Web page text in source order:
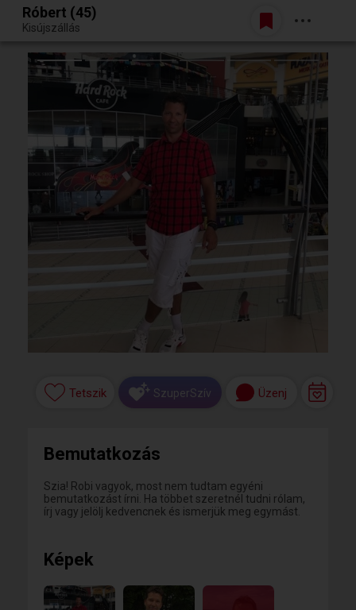
Egy jó randiból bármi lehet.
Belépés
Róbert (45)
Kisújszállás
Tetszik SzuperSzív Üzenj
Bemutatkozás
Szia! Robi vagyok, most nem tudtam egyéni
bemutatkozást írni. Ha többet szeretnél tudni rólam,
írj vagy jelölj kedvencnek és ismerjük meg egymást.
Képek